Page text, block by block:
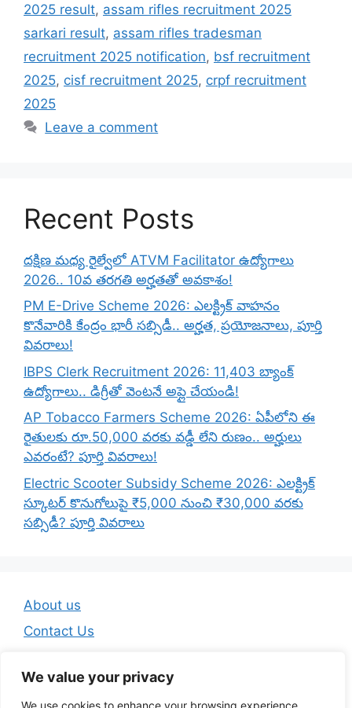
We value your privacy
We use cookies to enhance your browsing experience,
2025 result, assam rifles recruitment 2025
sarkari result, assam rifles tradesman
recruitment 2025 notification, bsf recruitment
2025, cisf recruitment 2025, crpf recruitment
2025
Leave a comment
Recent Posts
దక్షిణ మధ్య రైల్వేలో ATVM Facilitator ఉద్యోగాలు
2026.. 10వ తరగతి అర్హతతో అవకాశం!
PM E-Drive Scheme 2026: ఎలక్ట్రిక్ వాహనం
కొనేవారికి కేంద్రం భారీ సబ్సిడీ.. అర్హత, ప్రయోజనాలు, పూర్తి
వివరాలు!
IBPS Clerk Recruitment 2026: 11,403 బ్యాంక్
ఉద్యోగాలు.. డిగ్రీతో వెంటనే అప్లై చేయండి!
AP Tobacco Farmers Scheme 2026: ఏపీలోని ఈ
రైతులకు రూ.50,000 వరకు వడ్డీ లేని రుణం.. అర్హులు
ఎవరంటే? పూర్తి వివరాలు!
Electric Scooter Subsidy Scheme 2026: ఎలక్ట్రిక్
స్కూటర్ కొనుగోలుపై ₹5,000 నుంచి ₹30,000 వరకు
సబ్సిడీ? పూర్తి వివరాలు
About us
Contact Us
Privacy Policy